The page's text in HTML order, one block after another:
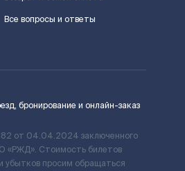
Все вопросы и ответы
бронирование и онлайн-заказ
от 04.04.2024 заключенного
«РЖД». Стоимость билетов
убытков просим обращаться